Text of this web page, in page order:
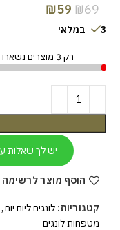
₪69
₪59
3 במלאי
רק 3 מוצרים נשארו במלאי!
יש לך שאלות
הוסף מוצר
קטגוריות: לונגים ליום יום,
מטפחות לונגים